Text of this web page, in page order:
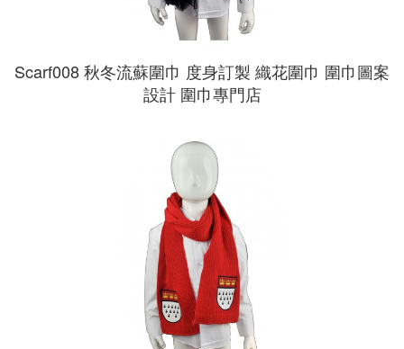
Scarf008 秋冬流蘇圍巾 度身訂製 織花圍巾 圍巾圖案
設計 圍巾專門店